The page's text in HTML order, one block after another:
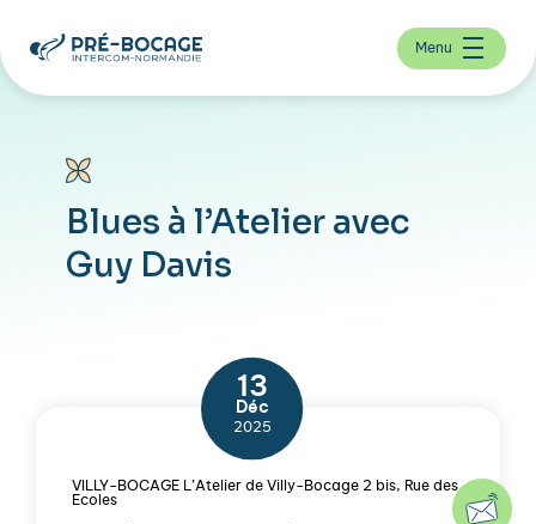
Menu
Blues à l’Atelier avec
Guy Davis
13
Déc
2025
VILLY-BOCAGE L’Atelier de Villy-Bocage 2 bis, Rue des
Ecoles